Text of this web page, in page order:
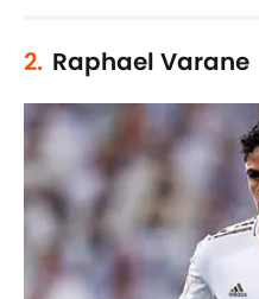
2. Raphael Varane